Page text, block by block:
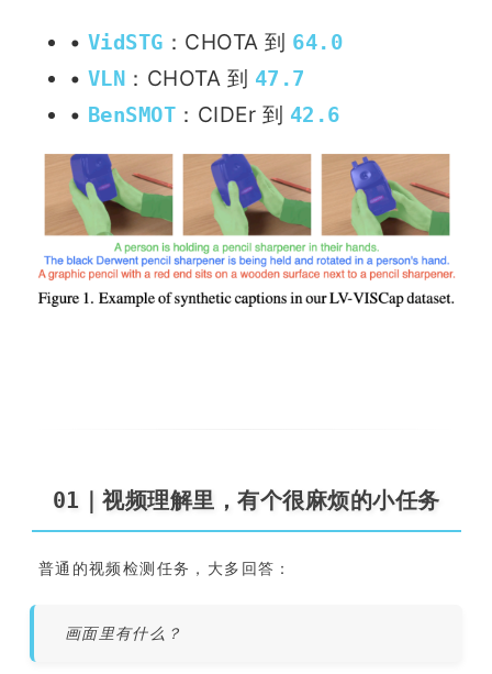
• VidSTG ：CHOTA 到 64.0
• VLN ：CHOTA 到 47.7
• BenSMOT ：CIDEr 到 42.6
01｜视频理解里，有个很麻烦的小任务
普通的视频检测任务，大多回答：
画面里有什么？